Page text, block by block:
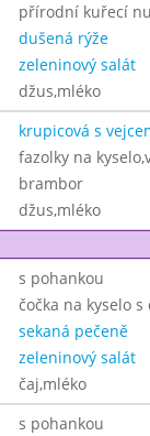
přírodní kuřecí
dušená rýže
zeleninový salát
džus,mléko
krupicová s
fazolky na
brambor
džus,mléko
s pohankou
čočka na kyselo
sekaná pečeně
zeleninový salát
čaj,mléko
s pohankou